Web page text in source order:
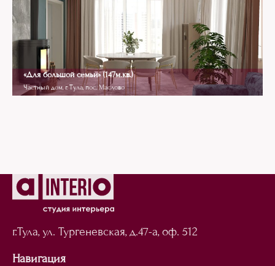
«Для большой семьи» (147м.кв.)
Частный дом, г. Тула, пос. Маслово
г.Тула, ул. Тургеневская,д.47-а, оф. 512
Навигация